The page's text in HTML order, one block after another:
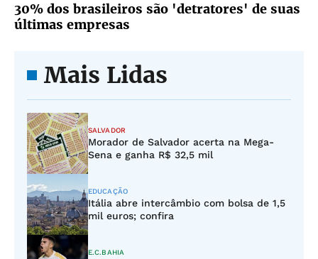
30% dos brasileiros são 'detratores' de suas
últimas empresas
Mais Lidas
SALVADOR
Morador de Salvador acerta na Mega-
Sena e ganha R$ 32,5 mil
EDUCAÇÃO
Itália abre intercâmbio com bolsa de 1,5
mil euros; confira
E.C.BAHIA